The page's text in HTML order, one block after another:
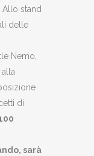
stand
delle
Nemo,
di
100
sarà